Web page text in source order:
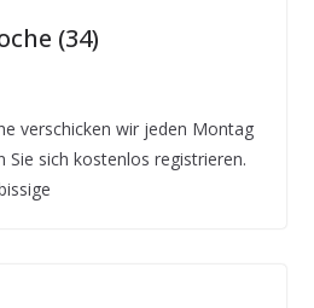
(34)
verschicken wir jeden Montag
Sie sich kostenlos registrieren.